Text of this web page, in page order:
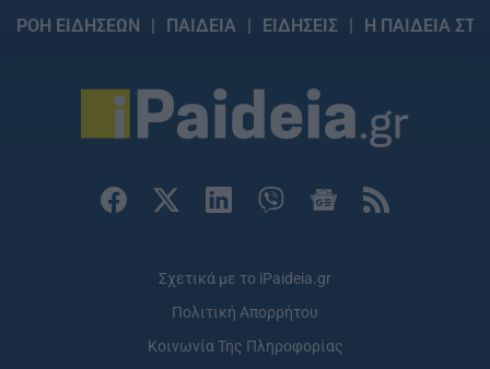
ΡΟΗ ΕΙΔΗΣΕΩΝ ΠΑΙΔΕΙΑ ΕΙΔΗΣΕΙΣ Η ΠΑΙΔΕΙΑ
Σχετικά με το iPaideia.gr
Πολιτική Απορρήτου
Κοινωνία Της Πληροφορίας